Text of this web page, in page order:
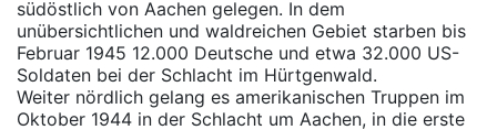
südöstlich von Aachen gelegen. In dem
unübersichtlichen und waldreichen Gebiet starben bis
Februar 1945 12.000 Deutsche und etwa 32.000 US-
Soldaten bei der Schlacht im Hürtgenwald.
Weiter nördlich gelang es amerikanischen Truppen im
Oktober 1944 in der Schlacht um Aachen, in die erste